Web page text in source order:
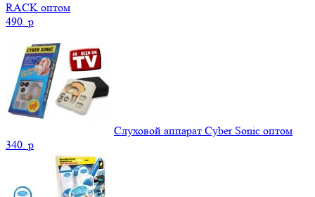
RACK оптом
490. p
Слуховой аппарат Cyber Sonic оптом
340. p